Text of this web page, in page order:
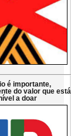
é importante,
do valor que está
a doar